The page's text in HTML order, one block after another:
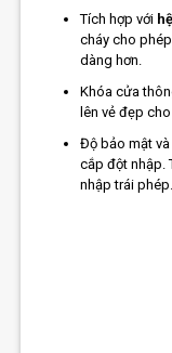
Tích hợp với
cháy cho
dàng hơn.
Khóa cửa
lên vẻ đẹp
Độ bảo mật
cắp đột nhập.
nhập trái phép.